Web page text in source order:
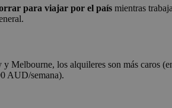
para viajar por el país mientras
y Melbourne, los alquileres son más caros
AUD/semana).